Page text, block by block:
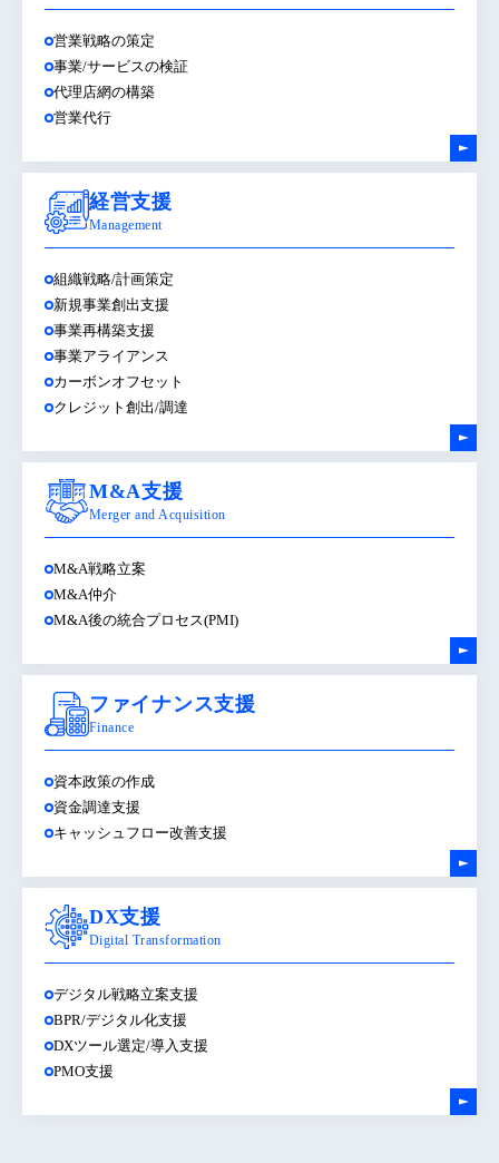
営業戦略の策定
事業/サービスの検証
代理店網の構築
営業代行
経営支援
Management
組織戦略/計画策定
新規事業創出支援
事業再構築支援
事業アライアンス
カーボンオフセット
クレジット創出/調達
M&A支援
Merger and Acquisition
M&A戦略立案
M&A仲介
M&A後の統合プロセス(PMI)
ファイナンス支援
Finance
資本政策の作成
資金調達支援
キャッシュフロー改善支援
DX支援
Digital Transformation
デジタル戦略立案支援
BPR/デジタル化支援
DXツール選定/導入支援
PMO支援